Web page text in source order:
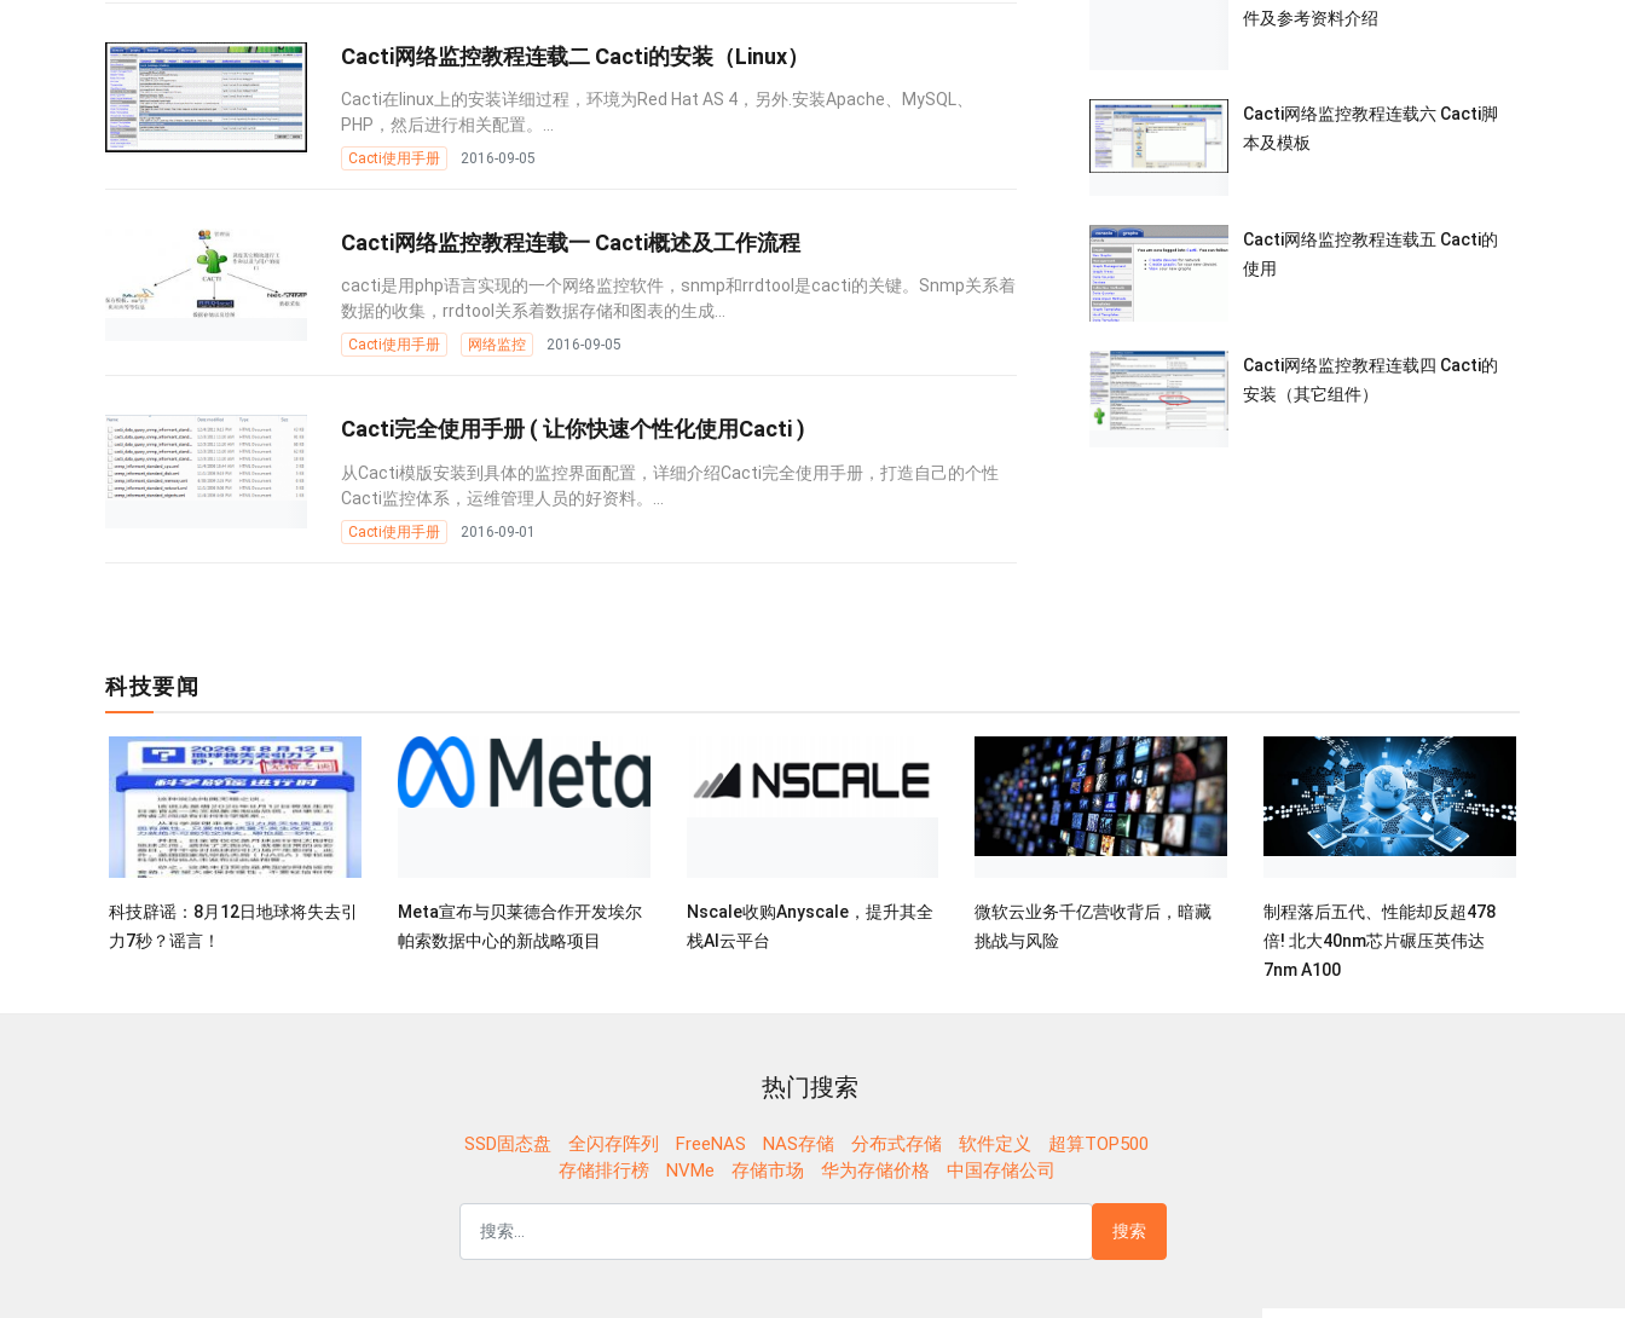
Cacti网络监控教程连载二 Cacti的安装（Linux）
Cacti在linux上的安装详细过程，环境为Red Hat AS 4，另外.安装Apache、MySQL、
PHP，然后进行相关配置。...
Cacti使用手册 2016-09-05
Cacti网络监控教程连载一 Cacti概述及工作流程
cacti是用php语言实现的一个网络监控软件，snmp和rrdtool是cacti的关键。Snmp关系着
数据的收集，rrdtool关系着数据存储和图表的生成...
Cacti使用手册 网络监控 2016-09-05
Cacti完全使用手册 ( 让你快速个性化使用Cacti )
从Cacti模版安装到具体的监控界面配置，详细介绍Cacti完全使用手册，打造自己的个性
Cacti监控体系，运维管理人员的好资料。...
Cacti使用手册 2016-09-01
件及参考资料介绍
Cacti网络监控教程连载六 Cacti脚
本及模板
Cacti网络监控教程连载五 Cacti的
使用
Cacti网络监控教程连载四 Cacti的
安装（其它组件）
科技要闻
科技辟谣：8月12日地球将失去引
力7秒？谣言！
Meta宣布与贝莱德合作开发埃尔
帕索数据中心的新战略项目
Nscale收购Anyscale，提升其全
栈AI云平台
微软云业务千亿营收背后，暗藏
挑战与风险
制程落后五代、性能却反超478
倍! 北大40nm芯片碾压英伟达
7nm A100
热门搜索
SSD固态盘 全闪存阵列 FreeNAS NAS存储 分布式存储 软件定义
超算TOP500
存储排行榜
NVMe 存储市场 华为存储价格 中国存储公司
搜索